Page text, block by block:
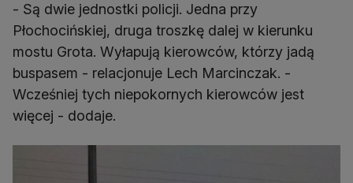
- Są dwie jednostki policji. Jedna przy
Płochocińskiej, druga troszkę dalej w kierunku
mostu Grota. Wyłapują kierowców, którzy jadą
buspasem - relacjonuje Lech Marcinczak. -
Wcześniej tych niepokornych kierowców jest
więcej - dodaje.